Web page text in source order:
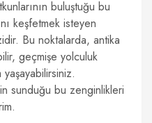
buluştuğu bu
keşfetmek isteyen
Bu noktalarda, antika
geçmişe yolculuk
sunduğu bu zenginlikleri